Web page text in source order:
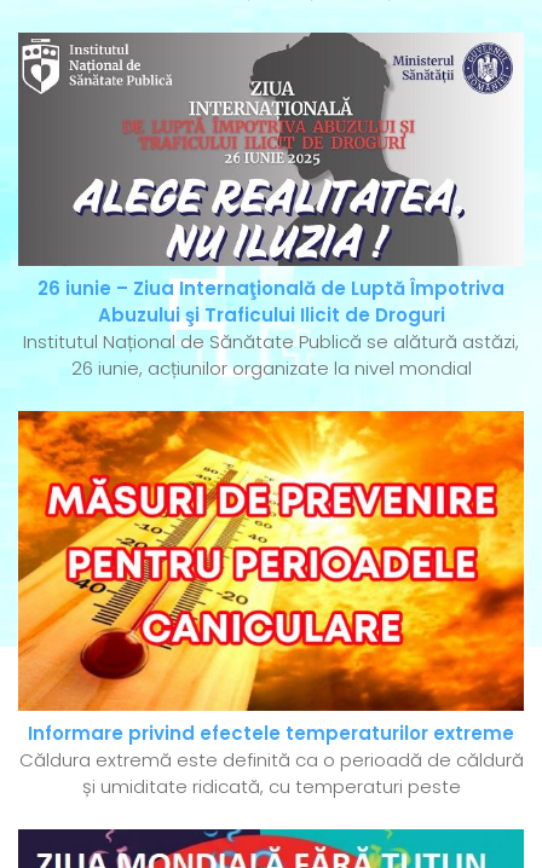
26 iunie – Ziua Internaţională de Luptă Împotriva
Abuzului şi Traficului Ilicit de Droguri
Institutul Național de Sănătate Publică se alătură astăzi,
26 iunie, acțiunilor organizate la nivel mondial
Informare privind efectele temperaturilor extreme
Căldura extremă este definită ca o perioadă de căldură
și umiditate ridicată, cu temperaturi peste